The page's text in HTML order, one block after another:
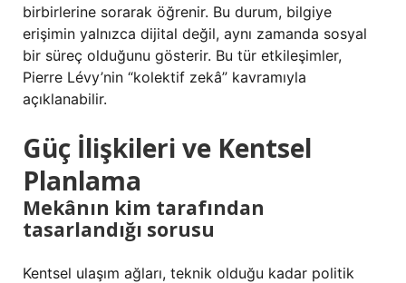
birbirlerine sorarak öğrenir. Bu durum, bilgiye
erişimin yalnızca dijital değil, aynı zamanda sosyal
bir süreç olduğunu gösterir. Bu tür etkileşimler,
Pierre Lévy’nin “kolektif zekâ” kavramıyla
açıklanabilir.
Güç İlişkileri ve Kentsel
Planlama
Mekânın kim tarafından
tasarlandığı sorusu
Kentsel ulaşım ağları, teknik olduğu kadar politik